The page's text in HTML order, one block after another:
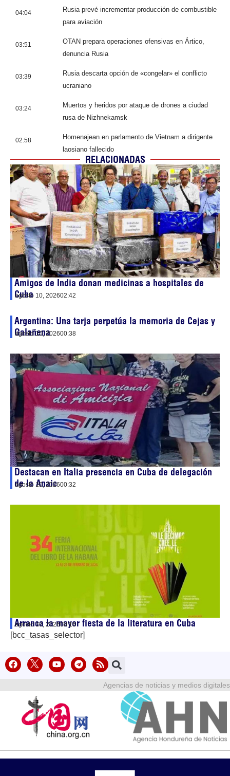
04:04
Rusia prevé incrementar producción de combustible
para aviación
03:51
OTAN prepara operaciones ofensivas en Ártico,
denuncia Rusia
03:39
Rusia descarta opción de «congelar» el conflicto
ucraniano
03:24
Muertos y heridos por ataque de drones a ciudad
rusa de Nizhnekamsk
02:58
Homenajean en parlamento de Vietnam a dirigente
laosiano fallecido
RELACIONADAS
Amigos de India donan medicinas a hospitales de
Cuba
agosto 10, 202602:42
Argentina: Una tarja perpetúa la memoria de Cejas y
Galañena
agosto 10, 202600:38
Destacan en Italia presencia en Cuba de delegación
de la Anaic
agosto 10, 202600:32
Arranca la mayor fiesta de la literatura en Cuba
agosto 10, 202600:16
[bcc_tasas_selector]
Agencias de noticias y medios digitales